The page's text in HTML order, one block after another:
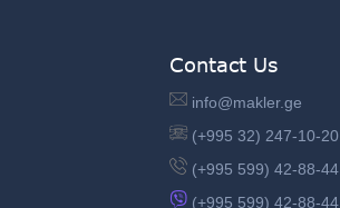
Contact Us
info@makler.ge
(+995 32) 247-10-20
(+995 599) 42-88-44
(+995 599) 42-88-44